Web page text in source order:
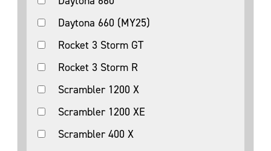
Daytona 660 (MY25)
Rocket 3 Storm GT
Rocket 3 Storm R
Scrambler 1200 X
Scrambler 1200 XE
Scrambler 400 X